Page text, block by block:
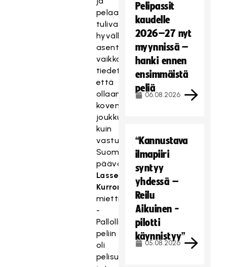
pelaajat
tulivat
hyvällä
asenteella,
vaikka
tiedettiin,
että
ollaan
kovempi
joukkue
kuin
vastustaja,
Suomen
päävalmentaja
Lasse
Kurronen
mietti.
-
Pallolliseen
peliin
oli
pelisuunnitelma,
Pelipassit
kaudelle
2026–27 nyt
myynnissä –
hanki ennen
ensimmäistä
peliä
06.08.2026
“Kannustava
ilmapiiri
syntyy
yhdessä –
Reilu
Aikuinen -
pilotti
käynnistyy”
05.08.2026